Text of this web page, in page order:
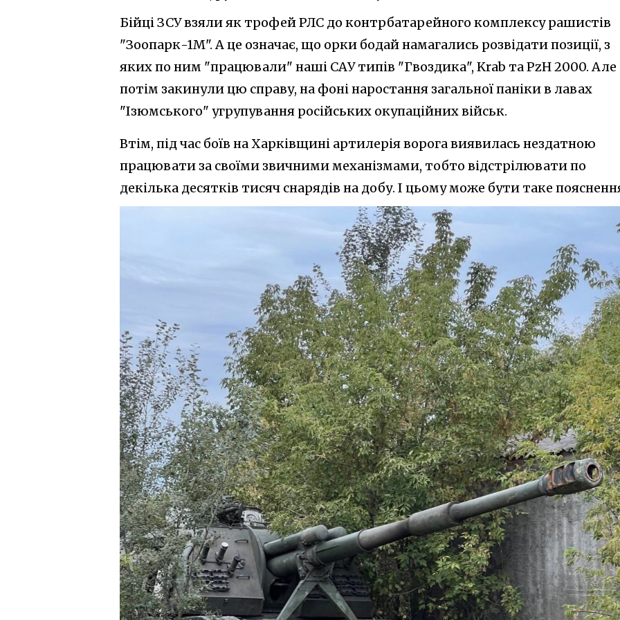
Бійці ЗСУ взяли як трофей РЛС до контрбатарейного комплексу рашистів
"Зоопарк-1М". А це означає, що орки бодай намагались розвідати позиції, з
яких по ним "працювали" наші САУ типів "Гвоздика", Krab та PzH 2000. Але
потім закинули цю справу, на фоні наростання загальної паніки в лавах
"Ізюмського" угрупування російських окупаційних військ.
Втім, під час боїв на Харківщині артилерія ворога виявилась нездатною
працювати за своїми звичними механізмами, тобто відстрілювати по
декілька десятків тисяч снарядів на добу. І цьому може бути таке